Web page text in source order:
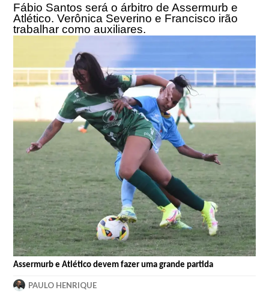
Fábio Santos será o árbitro de Assermurb e
Atlético. Verônica Severino e Francisco irão
trabalhar como auxiliares.
Assermurb e Atlético devem fazer uma grande partida
PAULO HENRIQUE